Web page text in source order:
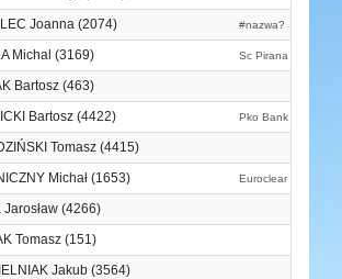
Joanna (2074) #nazwa?
Michal (3169) Sc Pirana Topolcany
Bartosz (463)
Bartosz (4422) Pko Bank Polski
Tomasz (4415)
Michał (1653) Euroclear Running
Jarosław (4266)
Tomasz (151)
Jakub (3564)